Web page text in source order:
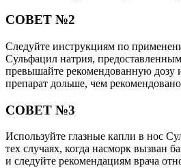
СОВЕТ №2
Следуйте инструкциям по
Сульфацил натрия,
превышайте рекомендованную дозу
препарат дольше, чем
СОВЕТ №3
Используйте глазные капли в нос
тех случаях, когда насморк вызван
и следуйте рекомендациям врача